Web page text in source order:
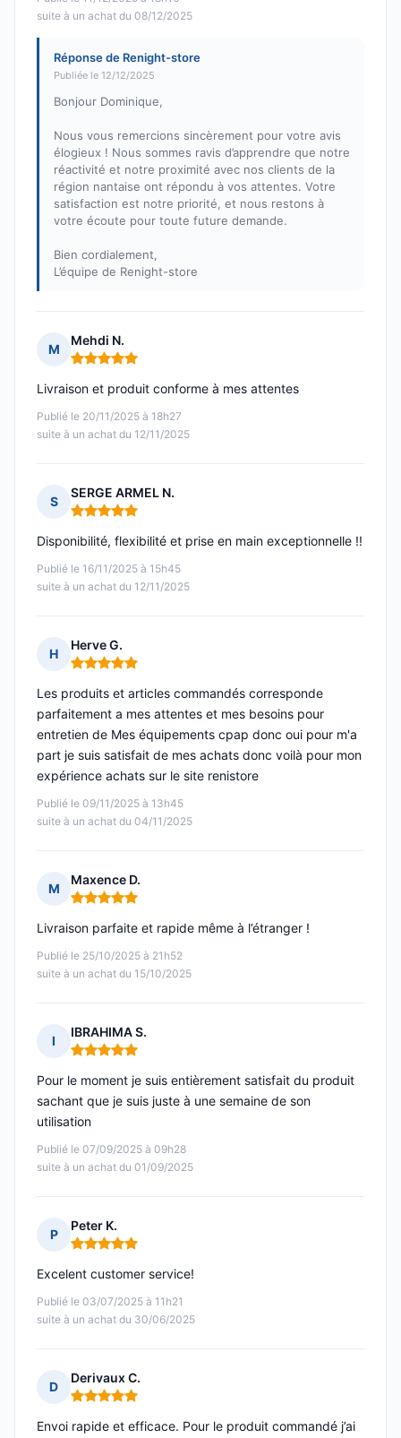
suite à un achat du 08/12/2025
Réponse de Renight-store
Publiée le 12/12/2025
Bonjour Dominique,
Nous vous remercions sincèrement pour votre avis
élogieux ! Nous sommes ravis d’apprendre que notre
réactivité et notre proximité avec nos clients de la
région nantaise ont répondu à vos attentes. Votre
satisfaction est notre priorité, et nous restons à
votre écoute pour toute future demande.
Bien cordialement,
L’équipe de Renight-store
M
Mehdi N.
Note : 5 sur 5
Publié le 20/11/2025 à 18h27
suite à un achat du 12/11/2025
Livraison et produit conforme à mes attentes
S
SERGE ARMEL N.
Note : 5 sur 5
Publié le 16/11/2025 à 15h45
suite à un achat du 12/11/2025
Disponibilité, flexibilité et prise en main exceptionnelle !!
H
Herve G.
Note : 5 sur 5
Publié le 09/11/2025 à 13h45
suite à un achat du 04/11/2025
Les produits et articles commandés corresponde
parfaitement a mes attentes et mes besoins pour
entretien de Mes équipements cpap donc oui pour m'a
part je suis satisfait de mes achats donc voilà pour mon
expérience achats sur le site renistore
M
Maxence D.
Note : 5 sur 5
Publié le 25/10/2025 à 21h52
suite à un achat du 15/10/2025
Livraison parfaite et rapide même à l’étranger !
I
IBRAHIMA S.
Note : 5 sur 5
Publié le 07/09/2025 à 09h28
suite à un achat du 01/09/2025
Pour le moment je suis entièrement satisfait du produit
sachant que je suis juste à une semaine de son
utilisation
P
Peter K.
Note : 5 sur 5
Publié le 03/07/2025 à 11h21
suite à un achat du 30/06/2025
Excelent customer service!
D
Derivaux C.
Note : 5 sur 5
Envoi rapide et efficace. Pour le produit commandé j’ai